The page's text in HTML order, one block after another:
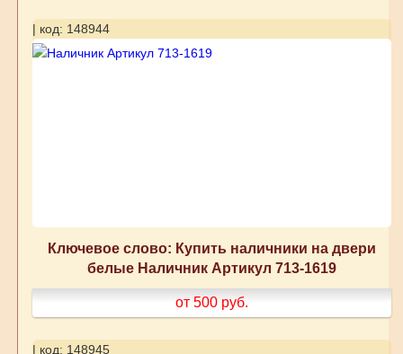
| код: 148944
Ключевое слово: Купить наличники на двери
белые Наличник Артикул 713-1619
от 500 руб.
| код: 148945